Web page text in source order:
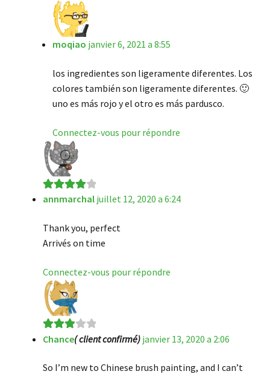
moqiao janvier 6, 2021 a 8:55
los ingredientes son ligeramente diferentes. Los
colores también son ligeramente diferentes. 🙂
uno es más rojo y el otro es más pardusco.
Connectez-vous pour répondre
Note4sur
annmarchal juillet 12, 2020 a 6:24
Thank you, perfect
Arrivés on time
Connectez-vous pour répondre
Note3
Chance( client confirmé) janvier 13, 2020 a 2:06
So I’m new to Chinese brush painting, and I can’t